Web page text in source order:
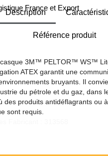
France et Export
Description
Référence produit
3M™ PELTOR™ WS™
ATEX garantit une
bruyants. Il
du pétrole et du gaz, dans
des produits antidéflagrants ou
sont requis.